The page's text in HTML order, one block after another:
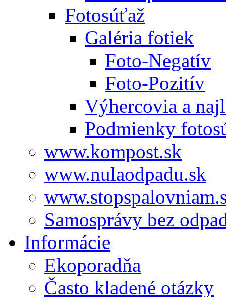
Fotosúťaž
Galéria fotiek
Foto-Negatív
Foto-Pozitív
Výhercovia a
Podmienky
www.kompost.sk
www.nulaodpadu.sk
Samosprávy bez
Informácie
Ekoporadňa
Často kladené otázky